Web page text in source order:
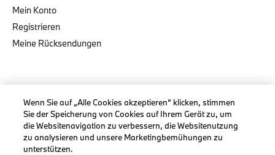
Mein Konto
Registrieren
Meine Rücksendungen
KOLLEKTIONEN
Herren
Damen
Wenn Sie auf „Alle Cookies akzeptieren“ klicken, stimmen
Sie der Speicherung von Cookies auf Ihrem Gerät zu, um
die Websitenavigation zu verbessern, die Websitenutzung
zu analysieren und unsere Marketingbemühungen zu
unterstützen.